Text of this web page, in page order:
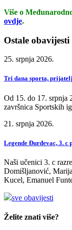
Više o
ovdje.
Ostale obavijesti
25. srpnja 2026.
Tri dana sporta,
Od 15. do 17. srpnja
završnica Sportskih
21. srpnja 2026.
Legende Đurđevac, 3.
Naši učenici 3. c
Domišljanović,
Kucel, Emanuel
sve obavijesti
Želite znati više?